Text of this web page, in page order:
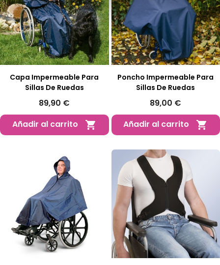
Capa Impermeable Para
Sillas De Ruedas
89,90 €
Añadir al carrito

Poncho Impermeable Para
Sillas De Ruedas
89,00 €
Añadir al carrito
